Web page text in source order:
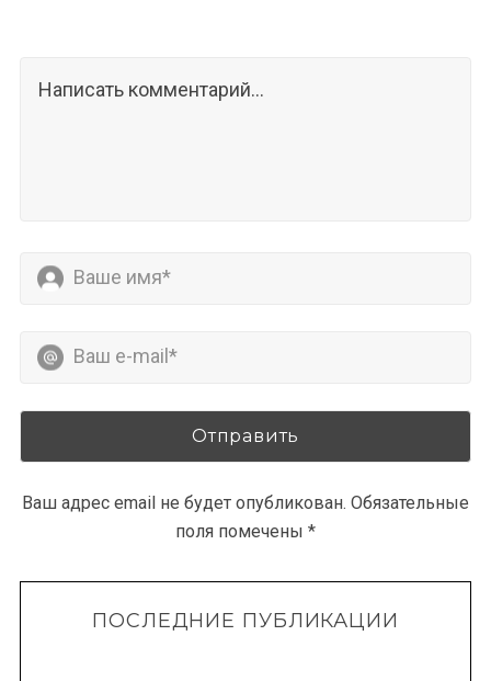
Ваш адрес email не будет опубликован. Обязательные
поля помечены *
ПОСЛЕДНИЕ ПУБЛИКАЦИИ